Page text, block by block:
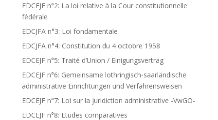
EDCEJF n°2: La loi relative à la Cour constitutionnelle
fédérale
EDCJFA n°3: Loi fondamentale
EDCJFA n°4: Constitution du 4 octobre 1958
EDCEJF n°5: Traité d’Union / Einigungsvertrag
EDCEJF n°6: Gemeinsame lothringisch-saarländische
administrative Einrichtungen und Verfahrensweisen
EDCEJF n°7: Loi sur la juridiction administrative -VwGO-
EDCEJF n°8: Etudes comparatives